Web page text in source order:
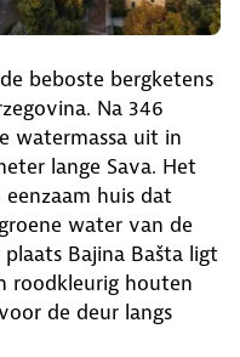
beboste bergketens
Na 346
watermassa uit in
lange Sava. Het
huis dat
water van de
Bajina Bašta ligt
roodkleurig houten
de deur langs